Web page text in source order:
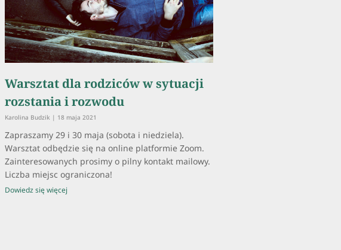
Warsztat dla rodziców w sytuacji
rozstania i rozwodu
Karolina Budzik 18 maja 2021
Zapraszamy 29 i 30 maja (sobota i niedziela).
Warsztat odbędzie się na online platformie Zoom.
Zainteresowanych prosimy o pilny kontakt mailowy.
Liczba miejsc ograniczona!
Dowiedz się więcej